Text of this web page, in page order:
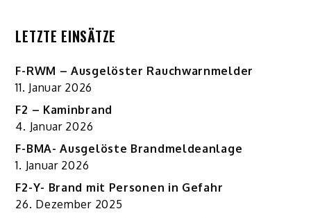
LETZTE EINSÄTZE
F-RWM – Ausgelöster Rauchwarnmelder
11. Januar 2026
F2 – Kaminbrand
4. Januar 2026
F-BMA- Ausgelöste Brandmeldeanlage
1. Januar 2026
F2-Y- Brand mit Personen in Gefahr
26. Dezember 2025